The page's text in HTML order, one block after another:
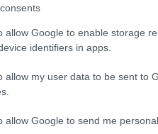
allow Google to enable storage
identifiers in apps.
allow my user data to be sent to
allow Google to send me
Bendika, trakk seg
medier. Nå er han
et halvt år.
egen utøver